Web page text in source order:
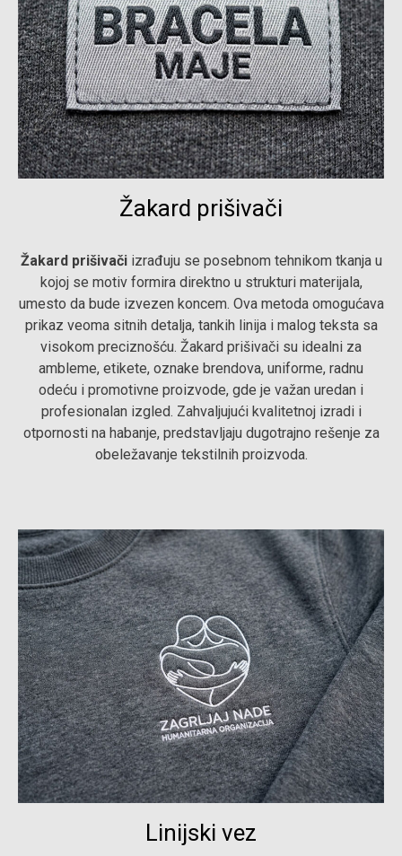
Žakard prišivači
Žakard prišivačiizrađuju se posebnom tehnikom tkanja u
kojoj se motiv formira direktno u strukturi materijala,
umesto da bude izvezen koncem. Ova metoda omogućava
prikaz veoma sitnih detalja, tankih linija i malog teksta sa
visokom preciznošću. Žakard prišivači su idealni za
ambleme, etikete, oznake brendova, uniforme, radnu
odeću i promotivne proizvode, gde je važan uredan i
profesionalan izgled. Zahvaljujući kvalitetnoj izradi i
otpornosti na habanje, predstavljaju dugotrajno rešenje za
obeležavanje tekstilnih proizvoda.
Linijski vez